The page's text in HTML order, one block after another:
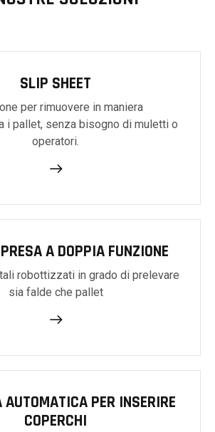
SLIP SHEET
per rimuovere in maniera
i pallet, senza bisogno di muletti o
operatori.
A DOPPIA FUNZIONE
robottizzati in grado di prelevare
sia falde che pallet
AUTOMATICA PER INSERIRE
COPERCHI